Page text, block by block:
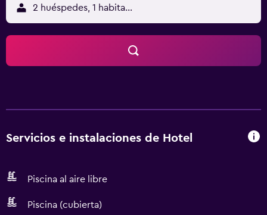
2 huéspedes, 1 habitación
Servicios e instalaciones de Hotel
Piscina al aire libre
Piscina (cubierta)